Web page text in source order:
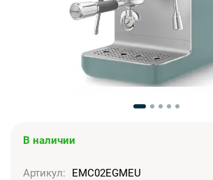
В наличии
Артикул: EMC02EGMEU